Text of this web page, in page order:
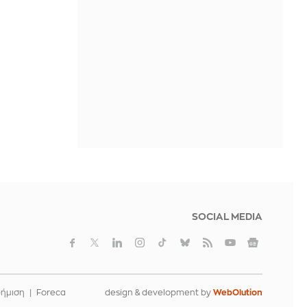
SOCIAL MEDIA
Foreca design & development by WebOlution